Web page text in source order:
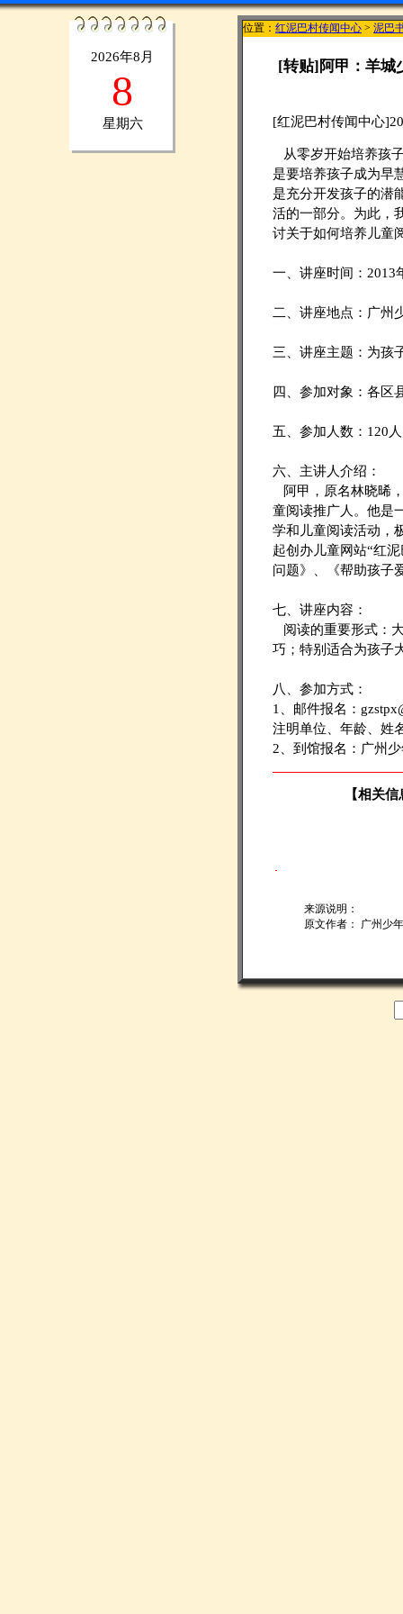
2026年8月
8
星期六
位置： 红泥巴村传闻中心 > 泥巴
[转贴]阿甲：羊城
[红泥巴村传闻中心
从零岁开始培养孩
是要培养孩子成为早
是充分开发孩子的潜
活的一部分。为此，
讨关于如何培养儿童
一、讲座时间：2013
二、讲座地点：广州
三、讲座主题：为孩
四、参加对象：各区
五、参加人数：120
六、主讲人介绍：
阿甲，原名林晓晞
童阅读推广人。他是
学和儿童阅读活动，
起创办儿童网站“红
问题》、《帮助孩子
七、讲座内容：
阅读的重要形式：
巧；特别适合为孩子
八、参加方式：
1、邮件报名：
注明单位、年龄、姓
2、到馆报名：广州
【相关
来源说明：
原文作者： 广州少